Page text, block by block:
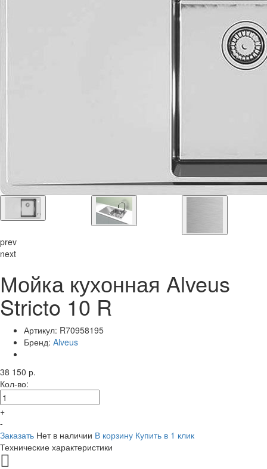
prev
next
Мойка кухонная Alveus
Stricto 10 R
Артикул: R70958195
Бренд: Alveus
38 150 р.
Кол-во:
+
-
Заказать Нет в наличии В корзину Купить в 1 клик
Технические характеристики